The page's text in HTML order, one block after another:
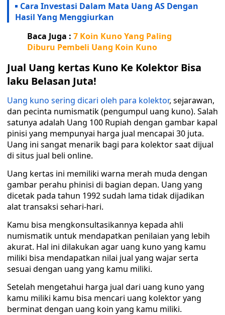
Cara Investasi Dalam Mata Uang AS Dengan
Hasil Yang Menggiurkan
Baca Juga : 7 Koin Kuno Yang Paling
Diburu Pembeli Uang Koin Kuno
Jual Uang kertas Kuno Ke Kolektor Bisa
laku Belasan Juta!
Uang kuno sering dicari oleh para kolektor, sejarawan,
dan pecinta numismatik (pengumpul uang kuno). Salah
satunya adalah Uang 100 Rupiah dengan gambar kapal
pinisi yang mempunyai harga jual mencapai 30 juta.
Uang ini sangat menarik bagi para kolektor saat dijual
di situs jual beli online.
Uang kertas ini memiliki warna merah muda dengan
gambar perahu phinisi di bagian depan. Uang yang
dicetak pada tahun 1992 sudah lama tidak dijadikan
alat transaksi sehari-hari.
Kamu bisa mengkonsultasikannya kepada ahli
numismatik untuk mendapatkan penilaian yang lebih
akurat. Hal ini dilakukan agar uang kuno yang kamu
miliki bisa mendapatkan nilai jual yang wajar serta
sesuai dengan uang yang kamu miliki.
Setelah mengetahui harga jual dari uang kuno yang
kamu miliki kamu bisa mencari uang kolektor yang
berminat dengan uang koin yang kamu miliki.